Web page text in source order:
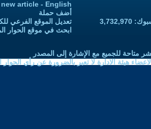
article - English
أضف حملة
تعديل الموقع الفرعي
ابحث في موقع الحوار
متاحة للجميع مع الإشارة إلى المصدر
هيئة الادارة لا تعبر بالضرورة عن رأي الحوار